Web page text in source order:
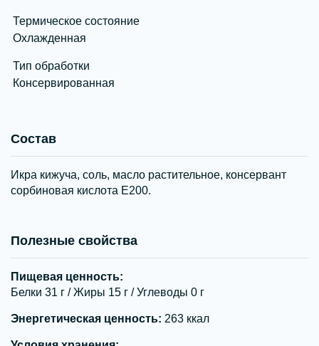
Термическое состояние
Охлажденная
Тип обработки
Консервированная
Состав
Икра кижуча, соль, масло растительное, консервант
сорбиновая кислота Е200.
Полезные свойства
Пищевая ценность:
Белки 31 г / Жиры 15 г / Углеводы 0 г
Энергетическая ценность: 263 ккал